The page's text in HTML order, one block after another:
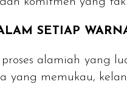
SETIAP
alamiah yang
memukau,